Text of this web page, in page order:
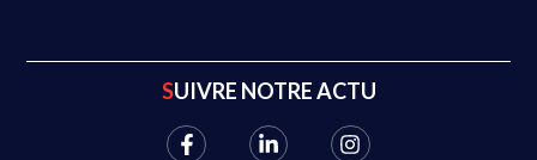
SUIVRE NOTRE ACTU